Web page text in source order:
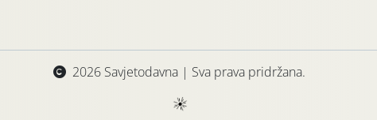
2026 Savjetodavna | Sva prava pridržana.